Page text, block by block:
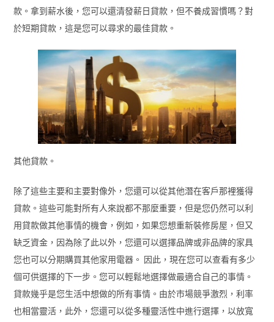
款。拿到薪水後，您可以還清發薪日貸款，但不養成習慣嗎？對
於短期貸款，這是您可以尋求的最佳貸款。
其他貸款。
除了這些主要和主要對像外，您還可以從其他潛在客戶那裡獲得
貸款。這些可能對所有人來說都不那麼重要，但是您仍然可以利
用貸款做其他事情的機會，例如，如果您想重新裝修房屋，但又
缺乏資金，因為除了此以外，您還可以選擇品牌或非品牌的家具
您也可以分期購買其他家用電器。 因此，現在您可以查看有多少
個可供選擇的下一步。您可以輕鬆地選擇做最適合自己的事情。
貸款幾乎是您生活中想做的所有事情。由於市場競爭激烈，利率
也相當靈活，此外，您還可以從多種靈活性中進行選擇，以放寬